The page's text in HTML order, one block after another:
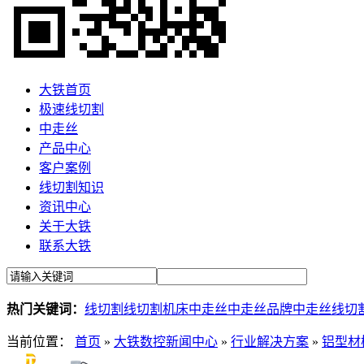
大铁首页
极速线切割
中走丝
产品中心
客户案例
线切割知识
资讯中心
关于大铁
联系大铁
热门关键词： 线切割 线切割机床中走丝中走丝品牌中走丝线切
当前位置： 首页 » 大铁数控新闻中心 » 行业解决方案 » 铝型材